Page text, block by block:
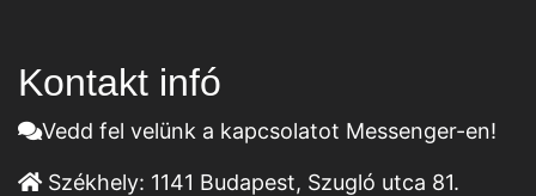
Kontakt infó
Vedd fel velünk a kapcsolatot Messenger-en!
Székhely: 1141 Budapest, Szugló utca 81.